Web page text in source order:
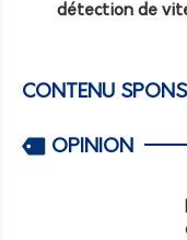
détection de
CONTENU
OPINION